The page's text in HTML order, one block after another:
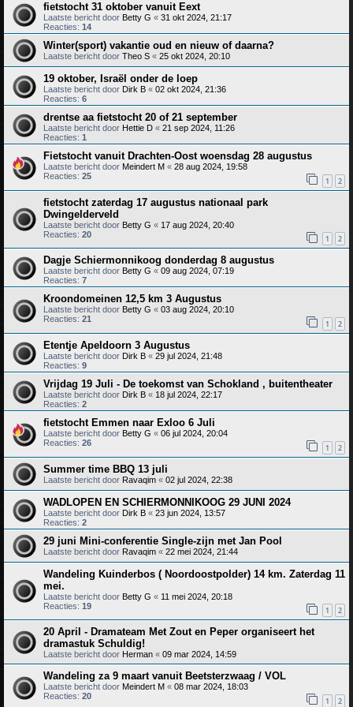
fietstocht 31 oktober vanuit Eext
Laatste bericht door Betty G « 31 okt 2024, 21:17
Reacties: 14
Winter(sport) vakantie oud en nieuw of daarna?
Laatste bericht door Theo S « 25 okt 2024, 20:10
19 oktober, Israël onder de loep
Laatste bericht door Dirk B « 02 okt 2024, 21:36
Reacties: 6
drentse aa fietstocht 20 of 21 september
Laatste bericht door Hettie D « 21 sep 2024, 11:26
Reacties: 1
Fietstocht vanuit Drachten-Oost woensdag 28 augustus
Laatste bericht door Meindert M « 28 aug 2024, 19:58
Reacties: 25 1 2
fietstocht zaterdag 17 augustus nationaal park
Dwingelderveld
Laatste bericht door Betty G « 17 aug 2024, 20:40
Reacties: 20 1 2
Dagje Schiermonnikoog donderdag 8 augustus
Laatste bericht door Betty G « 09 aug 2024, 07:19
Reacties: 7
Kroondomeinen 12,5 km 3 Augustus
Laatste bericht door Betty G « 03 aug 2024, 20:10
Reacties: 21 1 2
Etentje Apeldoorn 3 Augustus
Laatste bericht door Dirk B « 29 jul 2024, 21:48
Reacties: 9
Vrijdag 19 Juli - De toekomst van Schokland , buitentheater
Laatste bericht door Dirk B « 18 jul 2024, 22:17
Reacties: 2
fietstocht Emmen naar Exloo 6 Juli
Laatste bericht door Betty G « 06 jul 2024, 20:04
Reacties: 26 1 2
Summer time BBQ 13 juli
Laatste bericht door Ravaqim « 02 jul 2024, 22:38
WADLOPEN EN SCHIERMONNIKOOG 29 JUNI 2024
Laatste bericht door Dirk B « 23 jun 2024, 13:57
Reacties: 2
29 juni Mini-conferentie Single-zijn met Jan Pool
Laatste bericht door Ravaqim « 22 mei 2024, 21:44
Wandeling Kuinderbos ( Noordoostpolder) 14 km. Zaterdag 11
mei.
Laatste bericht door Betty G « 11 mei 2024, 20:18
Reacties: 19 1 2
20 April - Dramateam Met Zout en Peper organiseert het
dramastuk Schuldig!
Laatste bericht door Herman « 09 mar 2024, 14:59
Wandeling za 9 maart vanuit Beetsterzwaag / VOL
Laatste bericht door Meindert M « 08 mar 2024, 18:03
Reacties: 20 1 2